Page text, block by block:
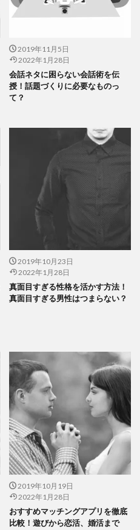
2019年11月5日
2022年1月28日
会話ネタに困らない会話術を伝
授！話題づくりに必要なものっ
て？
2019年10月23日
2022年1月28日
真面目すぎる性格を活かす方法！
真面目すぎる男性はつまらない？
2019年10月19日
2022年1月28日
おすすめマッチングアプリを徹底
比較！遊びから恋活、婚活まで